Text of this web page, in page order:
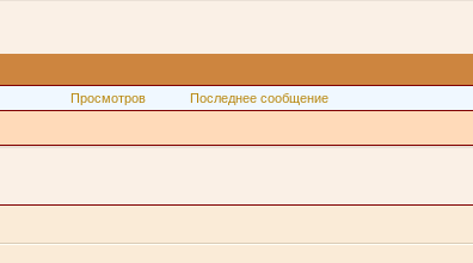
Просмотров Последнее сообщение